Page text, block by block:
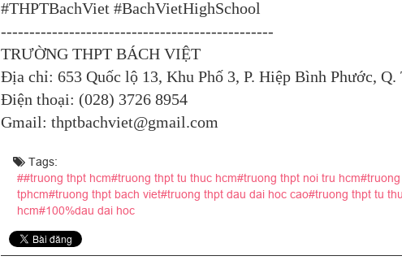
#THPTBachViet #BachVietHighSchool
------------------------------------------------
TRƯỜNG THPT BÁCH VIỆT
Địa chỉ: 653 Quốc lộ 13, Khu Phố 3, P. Hiệp Bình Phước,
Điện thoại: (028) 3726 8954
Gmail: thptbachviet@gmail.com
Tags:
##truong thpt hcm#truong thpt tu thuc hcm#truong thpt noi tru
tphcm#truong thpt bach viet#truong thpt dau dai hoc cao#truong thpt tu
hcm#100%dau dai hoc